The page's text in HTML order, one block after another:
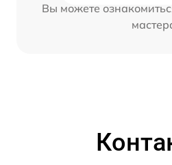
Вы можете